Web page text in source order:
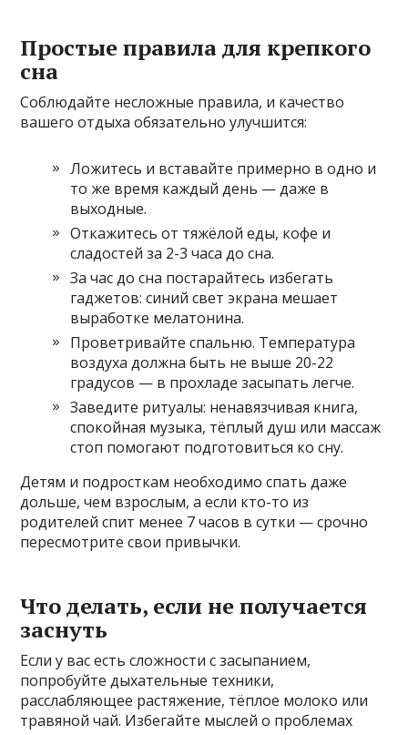
Простые правила для крепкого
сна
Соблюдайте несложные правила, и качество
вашего отдыха обязательно улучшится:
Ложитесь и вставайте примерно в одно и
то же время каждый день — даже в
выходные.
Откажитесь от тяжёлой еды, кофе и
сладостей за 2-3 часа до сна.
За час до сна постарайтесь избегать
гаджетов: синий свет экрана мешает
выработке мелатонина.
Проветривайте спальню. Температура
воздуха должна быть не выше 20-22
градусов — в прохладе засыпать легче.
Заведите ритуалы: ненавязчивая книга,
спокойная музыка, тёплый душ или массаж
стоп помогают подготовиться ко сну.
Детям и подросткам необходимо спать даже
дольше, чем взрослым, а если кто-то из
родителей спит менее 7 часов в сутки — срочно
пересмотрите свои привычки.
Что делать, если не получается
заснуть
Если у вас есть сложности с засыпанием,
попробуйте дыхательные техники,
расслабляющее растяжение, тёплое молоко или
травяной чай. Избегайте мыслей о проблемах